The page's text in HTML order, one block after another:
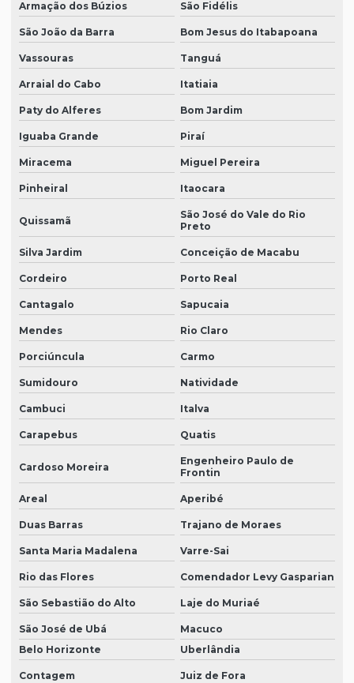
Armação dos Búzios São Fidélis
São João da Barra Bom Jesus do Itabapoana
Vassouras Tanguá
Arraial do Cabo Itatiaia
Paty do Alferes Bom Jardim
Iguaba Grande Piraí
Miracema Miguel Pereira
Pinheiral Itaocara
Quissamã
São José do Vale do Rio
Preto
Silva Jardim Conceição de Macabu
Cordeiro Porto Real
Cantagalo Sapucaia
Mendes Rio Claro
Porciúncula Carmo
Sumidouro Natividade
Cambuci Italva
Carapebus Quatis
Cardoso Moreira
Engenheiro Paulo de
Frontin
Areal Aperibé
Duas Barras Trajano de Moraes
Santa Maria Madalena Varre-Sai
Rio das Flores Comendador Levy Gasparian
São Sebastião do Alto Laje do Muriaé
São José de Ubá
Macuco
Belo Horizonte
Uberlândia
Contagem Juiz de Fora